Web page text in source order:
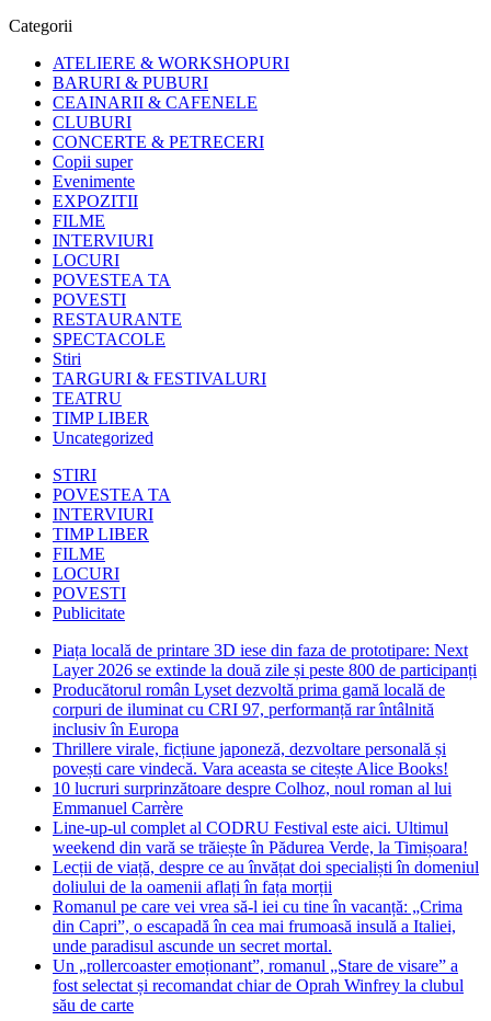
Categorii
ATELIERE & WORKSHOPURI
BARURI & PUBURI
CEAINARII & CAFENELE
CLUBURI
CONCERTE & PETRECERI
Copii super
Evenimente
EXPOZITII
FILME
INTERVIURI
LOCURI
POVESTEA TA
POVESTI
RESTAURANTE
SPECTACOLE
Stiri
TARGURI & FESTIVALURI
TEATRU
TIMP LIBER
Uncategorized
STIRI
POVESTEA TA
INTERVIURI
TIMP LIBER
FILME
LOCURI
POVESTI
Publicitate
Piața locală de printare 3D iese din faza de prototipare: Next
Layer 2026 se extinde la două zile și peste 800 de participanți
Producătorul român Lyset dezvoltă prima gamă locală de
corpuri de iluminat cu CRI 97, performanță rar întâlnită
inclusiv în Europa
Thrillere virale, ficțiune japoneză, dezvoltare personală și
povești care vindecă. Vara aceasta se citește Alice Books!
10 lucruri surprinzătoare despre Colhoz, noul roman al lui
Emmanuel Carrère
Line-up-ul complet al CODRU Festival este aici. Ultimul
weekend din vară se trăiește în Pădurea Verde, la Timișoara!
Lecții de viață, despre ce au învățat doi specialiști în domeniul
doliului de la oamenii aflați în fața morții
Romanul pe care vei vrea să-l iei cu tine în vacanță: „Crima
din Capri”, o escapadă în cea mai frumoasă insulă a Italiei,
unde paradisul ascunde un secret mortal.
Un „rollercoaster emoționant”, romanul „Stare de visare” a
fost selectat și recomandat chiar de Oprah Winfrey la clubul
său de carte